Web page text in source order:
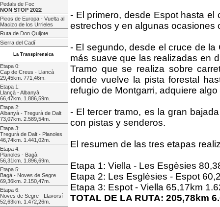
Pedals de Foc
NON STOP 2022
Picos de Europa - Vuelta al
Macizo de los Urrieles
Ruta de Don Quijote
Sierra del Cadí
La Transpirenaica
Etapa 0:
Cap de Creus - Llancà
29,45km. 771,46m.
Etapa 1:
Llançà - Albanyà
66,47km. 1.886,59m.
Etapa 2:
Albanyà - Tregurà de Dalt
73,07km. 2.589,54m.
Etapa 3:
Tregurà de Dalt - Planoles
46,74km. 1.441,02m.
Etapa 4:
Planoles - Bagà
56,31km. 1.896,69m.
Etapa 5:
Bagà - Noves de Segre
69,36km. 2.150,47m.
Etapa 6:
Noves de Segre - Llavorsí
52,63km. 1.472,26m.
- El primero, desde Espot hasta
estrechos y en algunas ocasiones
- El segundo, desde el cruce de
más suave que las realizadas en
Tramo que se realiza sobre
donde vuelve la pista forestal
refugio de Montgarri, adquiere
- El tercer tramo, es la gran
con pistas y senderos.
El resumen de las tres etapas
Etapa 1: Viella - Les Esgèsies
Etapa 2: Les Esglèsies - Espot
Etapa 3: Espot - Viella 65,17km
TOTAL DE LA RUTA: 205,78km